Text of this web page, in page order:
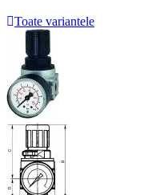
Toate variantele